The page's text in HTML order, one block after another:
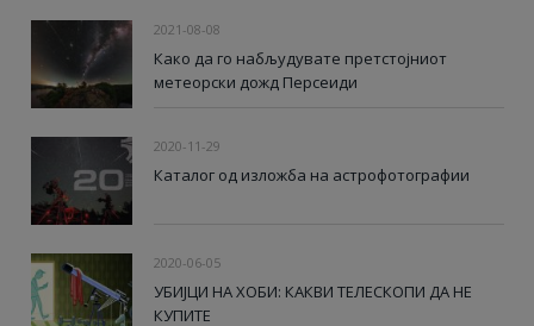
2021-08-08
Како да го набљудувате претстојниот
метеорски дожд Персеиди
2020-11-29
Каталог од изложба на астрофотографии
2020-06-05
УБИЈЦИ НА ХОБИ: КАКВИ ТЕЛЕСКОПИ ДА НЕ
КУПИТЕ